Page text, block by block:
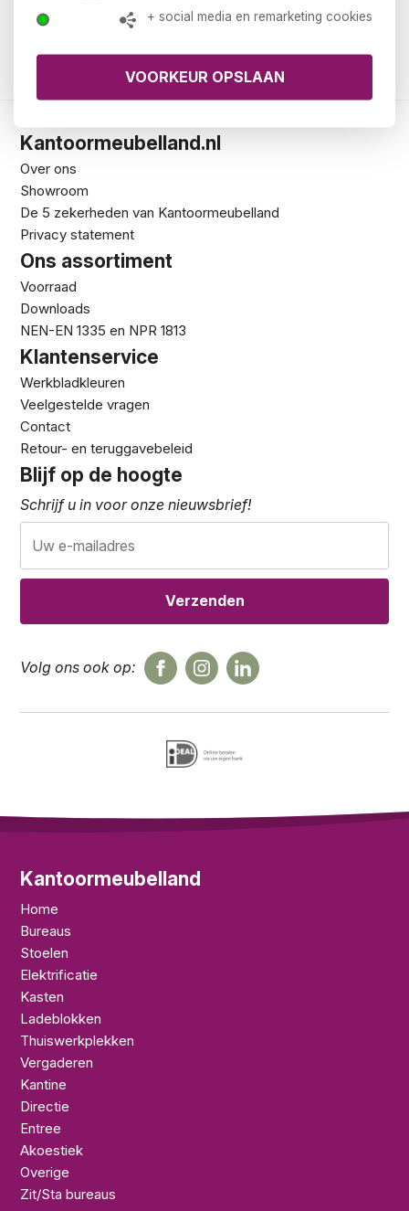
Kantoormeubelland.nl
Over ons
Showroom
De 5 zekerheden van Kantoormeubelland
Privacy statement
Ons assortiment
Voorraad
Downloads
NEN-EN 1335 en NPR 1813
Klantenservice
Werkbladkleuren
Veelgestelde vragen
Contact
Retour- en teruggavebeleid
Blijf op de hoogte
Schrijf u in voor onze nieuwsbrief!
Volg ons ook op:
Kantoormeubelland
Home
Bureaus
Stoelen
Elektrificatie
Kasten
Ladeblokken
Thuiswerkplekken
Vergaderen
Kantine
Directie
Entree
Akoestiek
Overige
Zit/Sta bureaus
+ social media en remarketing cookies